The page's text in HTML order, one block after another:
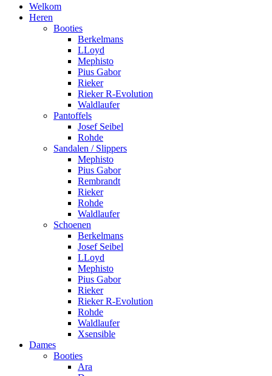
Welkom
Heren
Booties
Berkelmans
LLoyd
Mephisto
Pius Gabor
Rieker
Rieker R-Evolution
Waldlaufer
Pantoffels
Josef Seibel
Rohde
Sandalen / Slippers
Mephisto
Pius Gabor
Rembrandt
Rieker
Rohde
Waldlaufer
Schoenen
Berkelmans
Josef Seibel
LLoyd
Mephisto
Pius Gabor
Rieker
Rieker R-Evolution
Rohde
Waldlaufer
Xsensible
Dames
Booties
Ara